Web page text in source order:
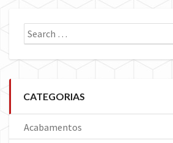
Search
for:
CATEGORIAS
Acabamentos